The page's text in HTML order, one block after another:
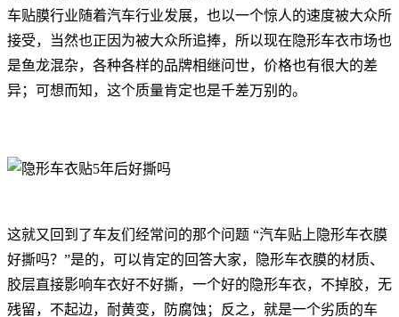
车贴膜行业随着汽车行业发展，也以一个惊人的速度被大众所
接受，当然也正因为被大众所追捧，所以现在隐形车衣市场也
是鱼龙混杂，各种各样的品牌相继问世，价格也有很大的差
异；可想而知，这个质量肯定也是千差万别的。
这就又回到了车友们经常问的那个问题 “汽车贴上隐形车衣膜
好撕吗？”是的，可以肯定的回答大家，隐形车衣膜的材质、
胶层直接影响车衣好不好撕，一个好的隐形车衣，不掉胶，无
残留，不起边，耐黄变，防腐蚀；反之，就是一个劣质的车